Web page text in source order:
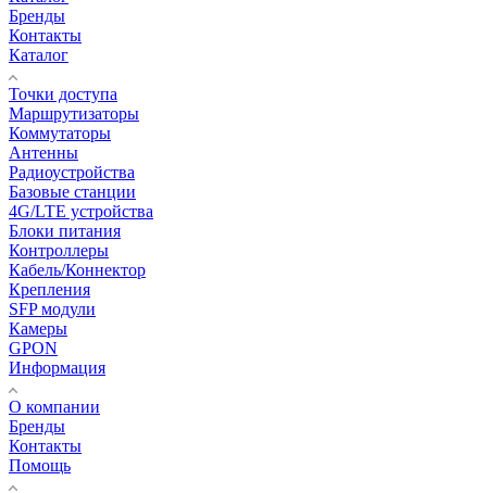
Бренды
Контакты
Каталог
Точки доступа
Маршрутизаторы
Коммутаторы
Антенны
Радиоустройства
Базовые станции
4G/LTE устройства
Блоки питания
Контроллеры
Кабель/Коннектор
Крепления
SFP модули
Камеры
GPON
Информация
О компании
Бренды
Контакты
Помощь